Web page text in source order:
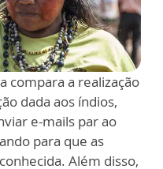
compara a realização
dada aos índios,
e-mails par ao
para que as
Além disso,